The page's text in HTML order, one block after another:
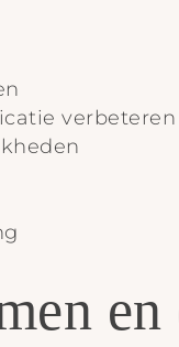
verbeteren